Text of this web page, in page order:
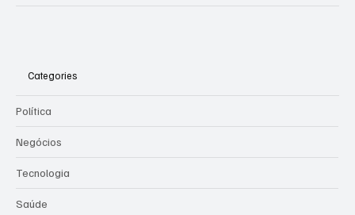
Categories
Política
Negócios
Tecnologia
Saúde